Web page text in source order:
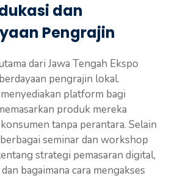
dan
Pengrajin
dari Jawa Tengah Ekspo
pengrajin lokal.
platform bagi
produk mereka
tanpa perantara. Selain
seminar dan workshop
strategi pemasaran digital,
bagaimana cara mengakses